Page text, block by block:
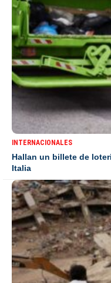
INTERNACIONALES
Hallan un billete de
Italia